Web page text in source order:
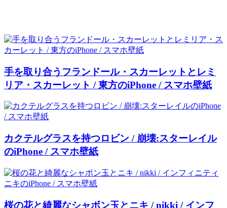
手を取り合うフランドール・スカーレットとレミ
リア・スカーレット / 東方のiPhone / スマホ壁紙
カクテルグラスを持つロビン / 崩壊:スターレイル
のiPhone / スマホ壁紙
桜の花と綺麗なシャボン玉とニキ / nikki / インフ